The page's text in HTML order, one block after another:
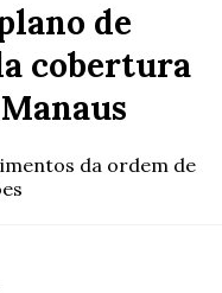
de
cobertura
da ordem de